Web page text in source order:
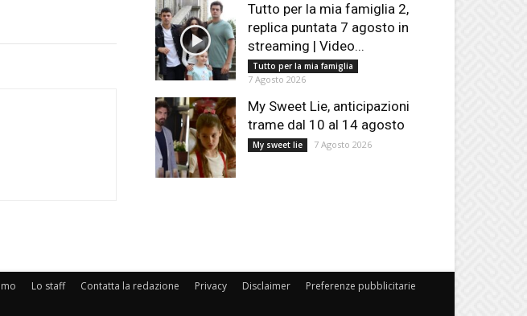
Tutto per la mia famiglia 2,
replica puntata 7 agosto in
streaming | Video...
Tutto per la mia famiglia
7 Agosto 2026
My Sweet Lie, anticipazioni
trame dal 10 al 14 agosto
My sweet lie 7 Agosto 2026
Lo staff Contatta la redazione Privacy Disclaimer Preferenze pubblicitarie